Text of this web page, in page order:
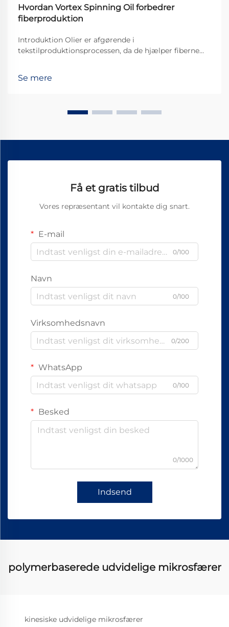
Hvordan Vortex Spinning Oil forbedrer
fiberproduktion
Introduktion Olier er afgørende i
tekstilproduktionsprocessen, da de hjælper fiberne
forskellige typer, der findes, er Vortex Spinning Oil
Se mere
Få et gratis tilbud
Vores repræsentant vil kontakte dig snart.
E-mail
0/100
Navn
0/100
Virksomhedsnavn
0/200
WhatsApp
0/100
Besked
0/1000
Indsend
polymerbaserede udvidelige mikrosfærer
kinesiske udvidelige mikrosfærer